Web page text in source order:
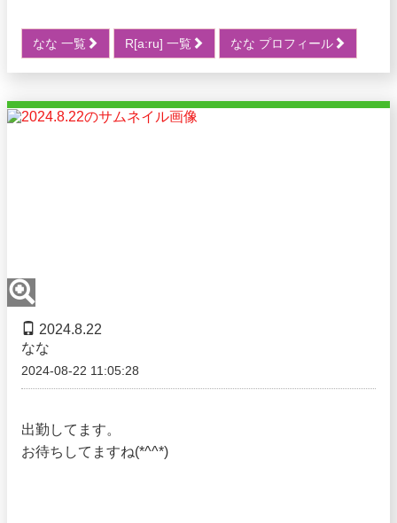
なな 一覧 R[a:ru] 一覧 なな プロフィール
2024.8.22
なな
2024-08-22 11:05:28
出勤してます。
お待ちしてますね(*^^*)